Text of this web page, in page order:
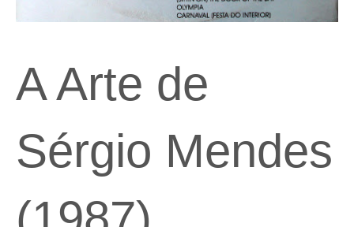
A Arte de
Sérgio Mendes